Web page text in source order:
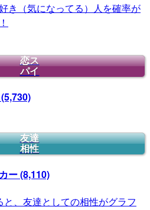
き（気になってる）人を確率が
恋ス
パイ
(5,730)
友達
相性
ー(8,110)
、友達としての相性がグラフ